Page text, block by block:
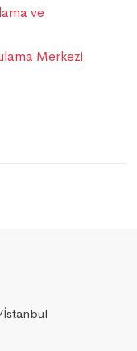
ve
Merkezi
İstanbul